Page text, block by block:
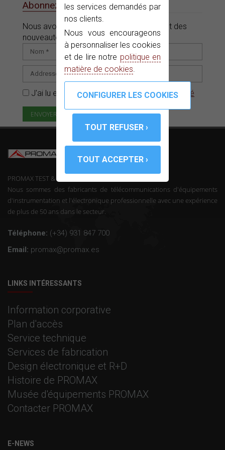
les services demandés par
nos clients.
Nous vous encourageons
à personnaliser les cookies
et de lire notre politique en
matière de cookies.
Abonnez-vous à notre e-News
Nous avons des offres, des promotions et des
nouveautés pour vous.
J'ai lu et accepté laPolitique de confidentialité
PROMAX TEST & MEASUREMENT, SLU ©
Nous sommes des fabricants de télécommunications d'équipements
d'instrumentation et l'électronique professionnelle avec une expérience
de plus de 50 ans dans le secteur.
Téléphone: (+34) 931 847 700
Email: promax@promax.es
LINKS INTÉRESSANTS
Information corporative
Plan d'accès
Service technique
Services de fabrication
Design électronique et R+D
Histoire de PROMAX
Musée d'équipements PROMAX
Contacter PROMAX
E-NEWS